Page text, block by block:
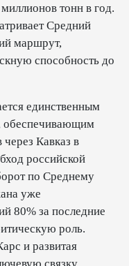
тонн в год.
Средний
маршрут,
способность до
единственным
обеспечивающим
Кавказ в
российской
по Среднему
уже
80% за последние
роль.
и развитая